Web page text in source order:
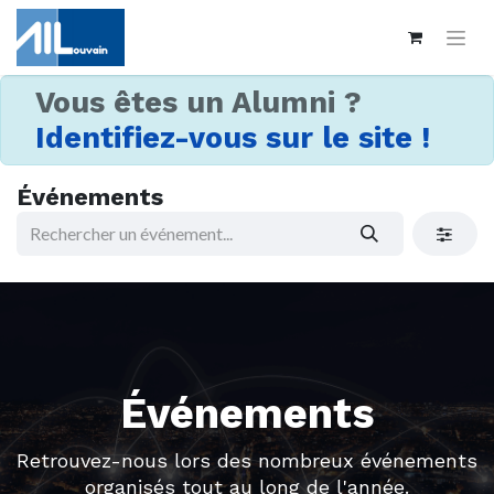
Vous êtes un Alumni ?
Identifiez-vous sur le site !
Événements
Événements
Retrouvez-nous lors des nombreux événements
organisés tout au long de l'année.